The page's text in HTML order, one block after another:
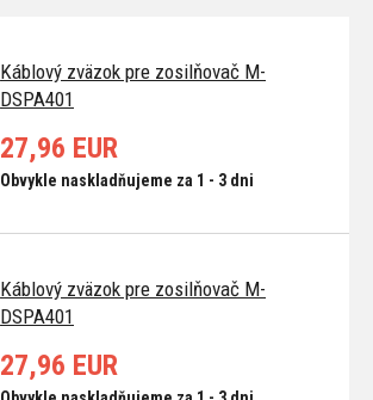
Káblový zväzok pre zosilňovač M-
DSPA401
27,96 EUR
Obvykle naskladňujeme za 1 - 3 dni
Káblový zväzok pre zosilňovač M-
DSPA401
27,96 EUR